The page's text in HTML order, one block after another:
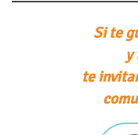
Si te
y
te